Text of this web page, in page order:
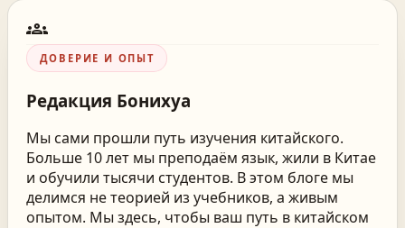
groups
ДОВЕРИЕ И ОПЫТ
Редакция Бонихуа
Мы сами прошли путь изучения китайского.
Больше 10 лет мы преподаём язык, жили в Китае
и обучили тысячи студентов. В этом блоге мы
делимся не теорией из учебников, а живым
опытом. Мы здесь, чтобы ваш путь в китайском